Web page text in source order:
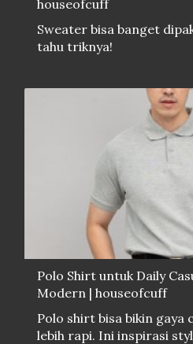
houseofcuff
Sweater bisa banget
tahu triknya!
Polo Shirt untuk Daily
Modern | houseofcuff
Polo shirt bisa bikin gaya
lebih rapi. Ini inspirasi